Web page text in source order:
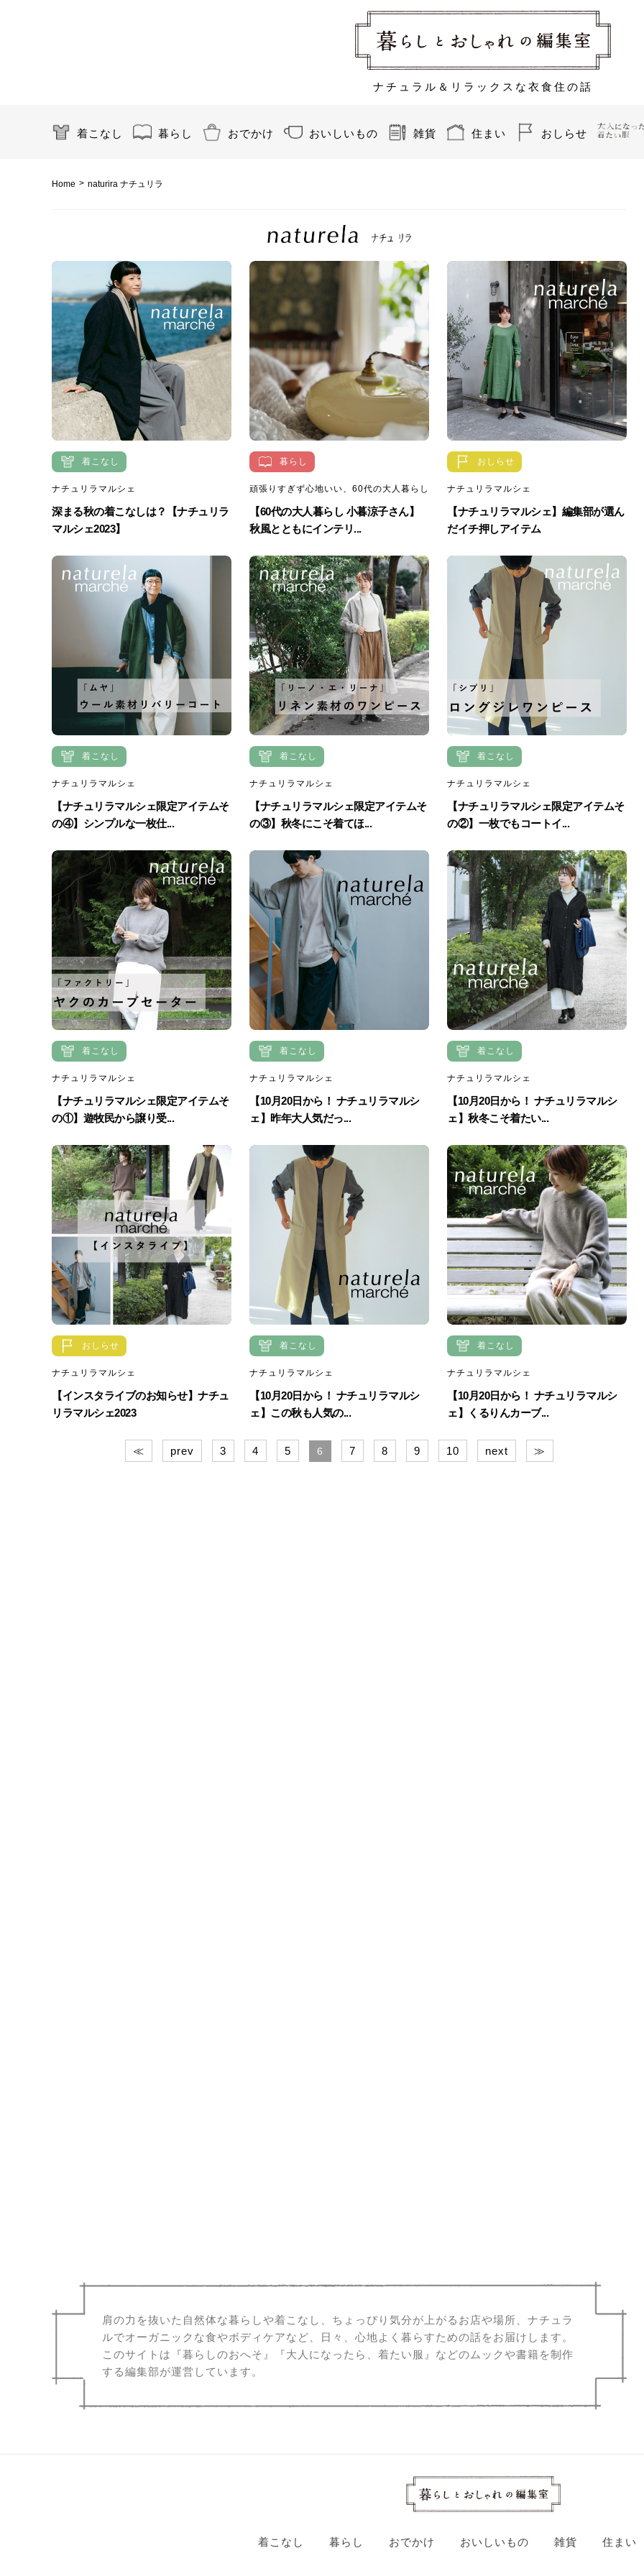
ナチュラル＆リラックスな衣食住の話
着こなし 暮らし おでかけ おいしいもの 雑貨 住まい おしらせ
Home > naturira ナチュリラ
着こなし
ナチュリラマルシェ
深まる秋の着こなしは？【ナチュリラ
マルシェ2023】
暮らし
頑張りすぎず心地いい、60代の大人暮らし
【60代の大人暮らし 小暮涼子さん】
秋風とともにインテリ...
おしらせ
ナチュリラマルシェ
【ナチュリラマルシェ】編集部が選ん
だイチ押しアイテム
着こなし
ナチュリラマルシェ
【ナチュリラマルシェ限定アイテムそ
の④】シンプルな一枚仕...
着こなし
ナチュリラマルシェ
【ナチュリラマルシェ限定アイテムそ
の③】秋冬にこそ着てほ...
着こなし
ナチュリラマルシェ
【ナチュリラマルシェ限定アイテムそ
の②】一枚でもコートイ...
着こなし
ナチュリラマルシェ
【ナチュリラマルシェ限定アイテムそ
の①】遊牧民から譲り受...
着こなし
ナチュリラマルシェ
【10月20日から！ ナチュリラマルシ
ェ】昨年大人気だっ...
着こなし
ナチュリラマルシェ
【10月20日から！ ナチュリラマルシ
ェ】秋冬こそ着たい...
おしらせ
ナチュリラマルシェ
【インスタライブのお知らせ】ナチュ
リラマルシェ2023
着こなし
ナチュリラマルシェ
【10月20日から！ ナチュリラマルシ
ェ】この秋も人気の...
着こなし
ナチュリラマルシェ
【10月20日から！ ナチュリラマルシ
ェ】くるりんカーブ...
≪ prev 3 4 5 6 7 8 9 10 next ≫
肩の力を抜いた自然体な暮らしや着こなし、ちょっぴり気分が上がるお店や場所、ナチュラ
ルでオーガニックな食やボディケアなど、日々、心地よく暮らすための話をお届けします。
このサイトは『暮らしのおへそ』『大人になったら、着たい服』などのムックや書籍を制作
する編集部が運営しています。
着こなし 暮らし おでかけ おいしいもの 雑貨 住まい